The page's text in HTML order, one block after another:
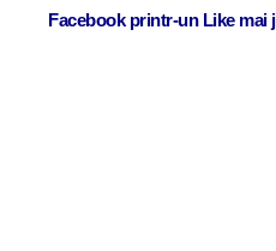
Facebook printr-un Like mai